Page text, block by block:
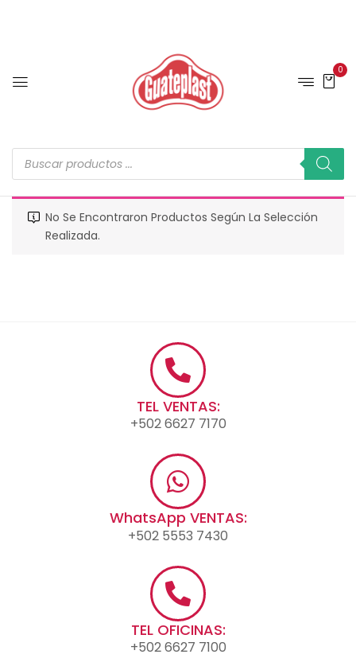
0
No Se Encontraron Productos Según La Selección
Realizada.
TEL VENTAS:
+502 6627 7170
WhatsApp VENTAS:
+502 5553 7430
TEL OFICINAS:
+502 6627 7100